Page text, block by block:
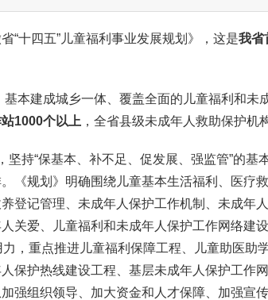
“十四五”儿童福利事业发展规划》，这是我省
基本建成城乡一体、覆盖全面的儿童福利和未
1000个以上 ，全省县级未成年人救助保护机
坚持“保基本、补不足、促发展、强监管”的基
《规划》明确围绕儿童基本生活福利、医疗
登记管理、未成年人保护工作机制、未成年人
关爱、儿童福利和未成年人保护工作网络建
，重点推进儿童福利保障工程、儿童助医助
保护热线建设工程、基层未成年人保护工作
强组织领导、加大资金和人才保障、加强宣